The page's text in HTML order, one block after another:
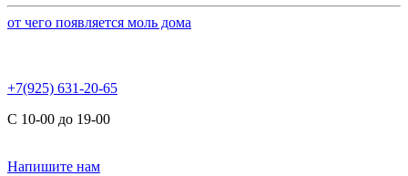
от чего появляется моль дома
+7(925) 631-20-65
С 10-00 до 19-00
Напишите нам